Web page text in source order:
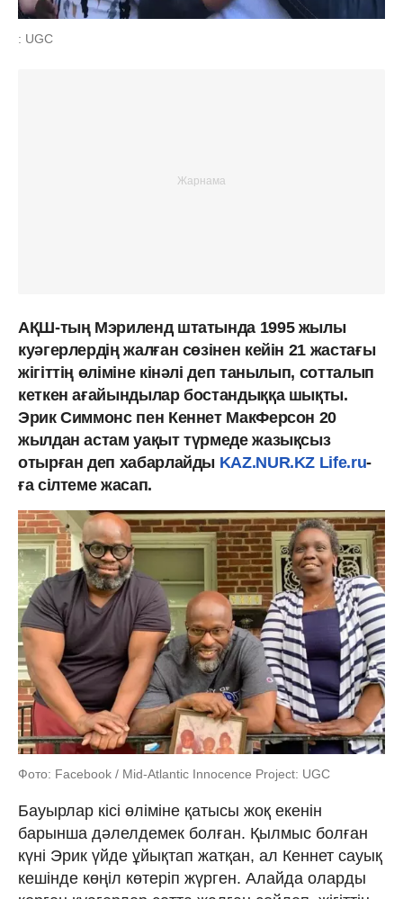
: UGC
АҚШ-тың Мэриленд штатында 1995 жылы
куәгерлердің жалған сөзінен кейін 21 жастағы
жігіттің өліміне кінәлі деп танылып, сотталып
кеткен ағайындылар бостандыққа шықты.
Эрик Симмонс пен Кеннет МакФерсон 20
жылдан астам уақыт түрмеде жазықсыз
отырған деп хабарлайды KAZ.NUR.KZ Life.ru-
ға сілтеме жасап.
Фото: Facebook / Mid-Atlantic Innocence Project: UGC
Бауырлар кісі өліміне қатысы жоқ екенін
барынша дәлелдемек болған. Қылмыс болған
күні Эрик үйде ұйықтап жатқан, ал Кеннет сауық
кешінде көңіл көтеріп жүрген. Алайда оларды